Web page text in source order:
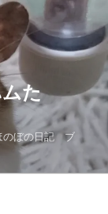
た
ぼの日記 ブ